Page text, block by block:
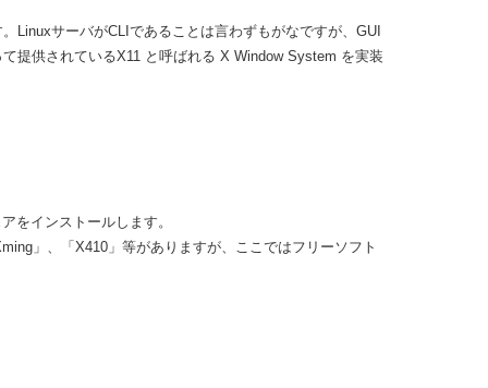
LinuxサーバがCLIであることは言わずもがなですが、GUI
提供されているX11 と呼ばれる X Window System を実装
をインストールします。
」、「X410」等がありますが、ここではフリーソフト